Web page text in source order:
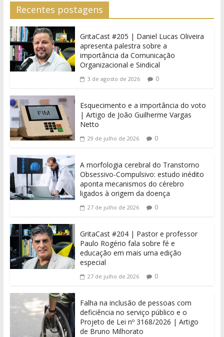
Recentes postagens
GritaCast #205 | Daniel Lucas Oliveira
apresenta palestra sobre a
importância da Comunicação
Organizacional e Sindical
3 de agosto de 2026 0
Esquecimento e a importância do voto
| Artigo de João Guilherme Vargas
Netto
29 de julho de 2026 0
A morfologia cerebral do Transtorno
Obsessivo-Compulsivo: estudo inédito
aponta mecanismos do cérebro
ligados à origem da doença
27 de julho de 2026 0
GritaCast #204 | Pastor e professor
Paulo Rogério fala sobre fé e
educação em mais uma edição
especial
27 de julho de 2026 0
Falha na inclusão de pessoas com
deficiência no serviço público e o
Projeto de Lei nº 3168/2026 | Artigo
de Bruno Milhorato